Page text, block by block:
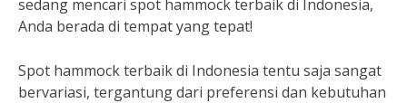
sedang mencari spot hammock terbaik di Indonesia,
Anda berada di tempat yang tepat!
Spot hammock terbaik di Indonesia tentu saja sangat
bervariasi, tergantung dari preferensi dan kebutuhan